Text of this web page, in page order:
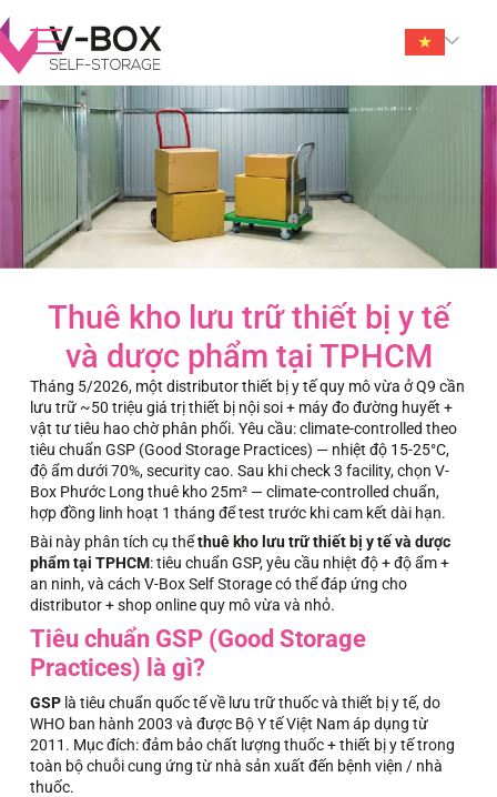
Thuê kho lưu trữ thiết bị y tế
và dược phẩm tại TPHCM
Tháng 5/2026, một distributor thiết bị y tế quy mô vừa ở Q9 cần
lưu trữ ~50 triệu giá trị thiết bị nội soi + máy đo đường huyết +
vật tư tiêu hao chờ phân phối. Yêu cầu: climate-controlled theo
tiêu chuẩn GSP (Good Storage Practices) — nhiệt độ 15-25°C,
độ ẩm dưới 70%, security cao. Sau khi check 3 facility, chọn V-
Box Phước Long thuê kho 25m² — climate-controlled chuẩn,
hợp đồng linh hoạt 1 tháng để test trước khi cam kết dài hạn.
Bài này phân tích cụ thểthuê kho lưu trữ thiết bị y tế và dược
phẩm tại TPHCM: tiêu chuẩn GSP, yêu cầu nhiệt độ + độ ẩm +
an ninh, và cách V-Box Self Storage có thể đáp ứng cho
distributor + shop online quy mô vừa và nhỏ.
Tiêu chuẩn GSP (Good Storage
Practices) là gì?
GSPlà tiêu chuẩn quốc tế về lưu trữ thuốc và thiết bị y tế, do
WHO ban hành 2003 và được Bộ Y tế Việt Nam áp dụng từ
2011. Mục đích: đảm bảo chất lượng thuốc + thiết bị y tế trong
toàn bộ chuỗi cung ứng từ nhà sản xuất đến bệnh viện / nhà
thuốc.